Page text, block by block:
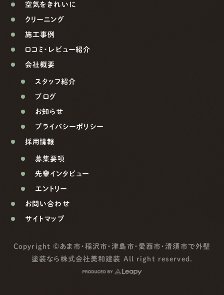
空気をきれいに
クリーニング
施工事例
口コミ・レビュー紹介
会社概要
スタッフ紹介
ブログ
お知らせ
プライバシーポリシー
採用情報
募集要項
先輩インタビュー
エントリー
お問い合わせ
サイトマップ
Copyright ©あま市・稲沢市・津島市・愛西市・清須市で外壁
塗装なら株式会社美和建装 All right reserved.